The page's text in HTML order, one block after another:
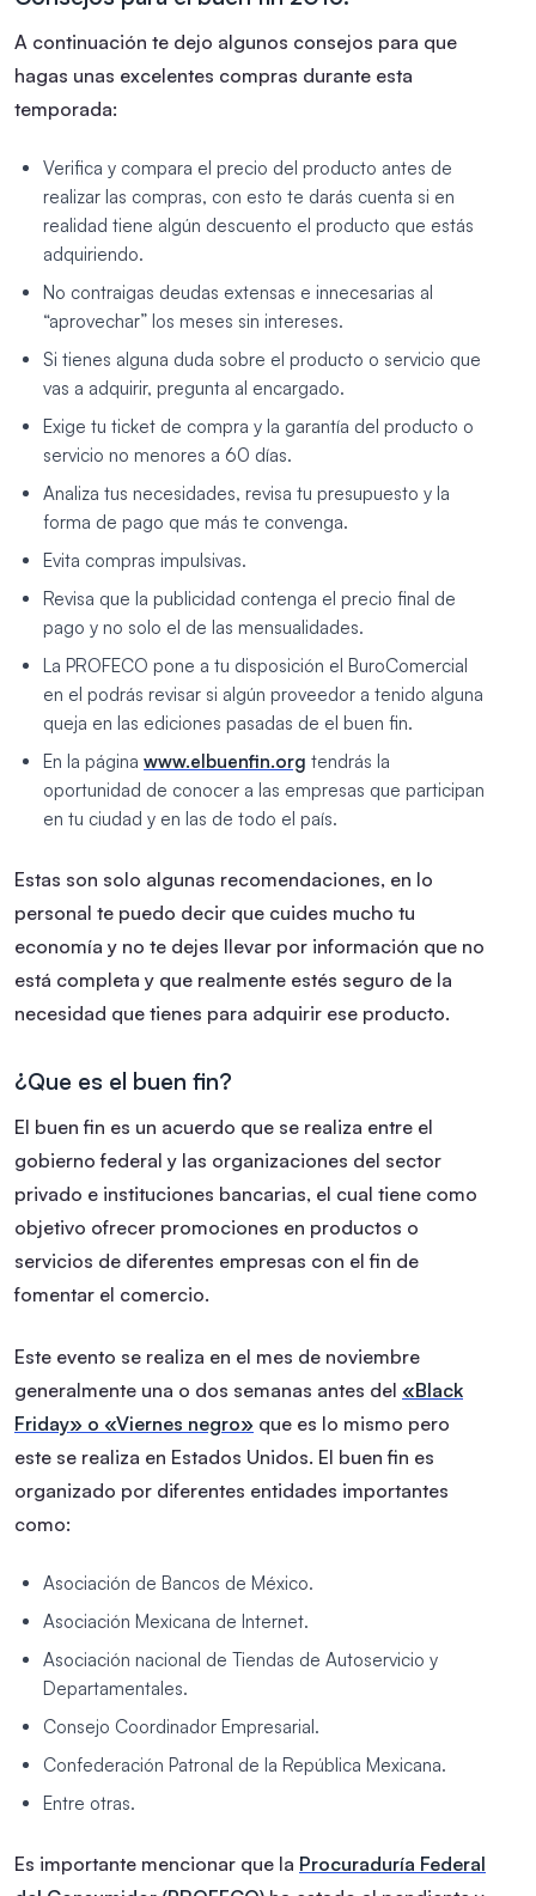
A continuación te dejo algunos consejos para que
hagas unas excelentes compras durante esta
temporada:
Verifica y compara el precio del producto antes de
realizar las compras, con esto te darás cuenta si en
realidad tiene algún descuento el producto que estás
adquiriendo.
No contraigas deudas extensas e innecesarias al
“aprovechar” los meses sin intereses.
Si tienes alguna duda sobre el producto o servicio que
vas a adquirir, pregunta al encargado.
Exige tu ticket de compra y la garantía del producto o
servicio no menores a 60 días.
Analiza tus necesidades, revisa tu presupuesto y la
forma de pago que más te convenga.
Evita compras impulsivas.
Revisa que la publicidad contenga el precio final de
pago y no solo el de las mensualidades.
La PROFECO pone a tu disposición el BuroComercial
en el podrás revisar si algún proveedor a tenido alguna
queja en las ediciones pasadas de el buen fin.
En la página www.elbuenfin.org tendrás la
oportunidad de conocer a las empresas que participan
en tu ciudad y en las de todo el país.
Estas son solo algunas recomendaciones, en lo
personal te puedo decir que cuides mucho tu
economía y no te dejes llevar por información que no
está completa y que realmente estés seguro de la
necesidad que tienes para adquirir ese producto.
¿Que es el buen fin?
El buen fin es un acuerdo que se realiza entre el
gobierno federal y las organizaciones del sector
privado e instituciones bancarias, el cual tiene como
objetivo ofrecer promociones en productos o
servicios de diferentes empresas con el fin de
fomentar el comercio.
Este evento se realiza en el mes de noviembre
generalmente una o dos semanas antes del «Black
Friday» o «Viernes negro» que es lo mismo pero
este se realiza en Estados Unidos. El buen fin es
organizado por diferentes entidades importantes
como:
Asociación de Bancos de México.
Asociación Mexicana de Internet.
Asociación nacional de Tiendas de Autoservicio y
Departamentales.
Consejo Coordinador Empresarial.
Confederación Patronal de la República Mexicana.
Entre otras.
Es importante mencionar que la Procuraduría Federal